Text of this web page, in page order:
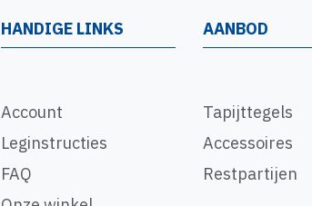
HANDIGE LINKS
Account
Leginstructies
FAQ
AANBOD
Tapijttegels
Accessoires
Restpartijen